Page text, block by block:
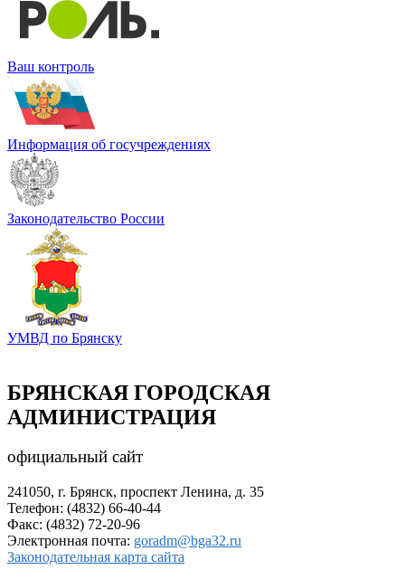
Ваш контроль
Информация об госучреждениях
Законодательство России
УМВД по Брянску
БРЯНСКАЯ ГОРОДСКАЯ
АДМИНИСТРАЦИЯ
официальный сайт
241050, г. Брянск, проспект Ленина, д. 35
Телефон: (4832) 66-40-44
Факс: (4832) 72-20-96
Электронная почта: goradm@bga32.ru
Законодательная карта сайта